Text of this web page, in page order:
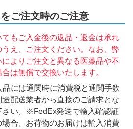
ご注文時のご注意
もご入金後の返品・返金は承れ
え、ご注文ください。なお、弊
よりご注文と異なる医薬品や不
は無償で交換いたします。
品には通関時に消費税と通関手数
配送業者から直接のご請求とな
さい。※FedEx発送で輸入確認証
場合、お荷物のお届けは輸入消費